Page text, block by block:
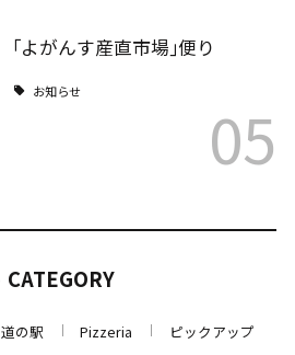
｢よがんす産直市場｣便り
お知らせ
05
CATEGORY
道の駅 Pizzeria ピックアップ